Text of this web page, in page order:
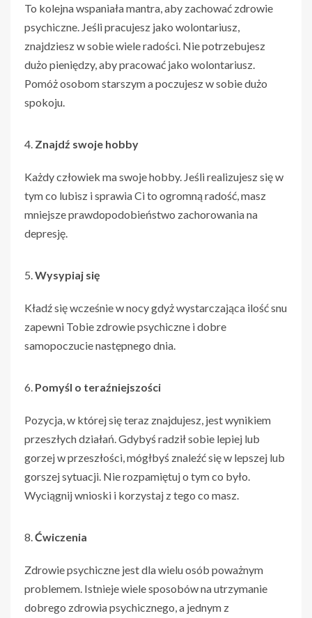
To kolejna wspaniała mantra, aby zachować zdrowie
psychiczne. Jeśli pracujesz jako wolontariusz,
znajdziesz w sobie wiele radości. Nie potrzebujesz
dużo pieniędzy, aby pracować jako wolontariusz.
Pomóż osobom starszym a poczujesz w sobie dużo
spokoju.
Znajdź swoje hobby
Każdy człowiek ma swoje hobby. Jeśli realizujesz się w
tym co lubisz i sprawia Ci to ogromną radość, masz
mniejsze prawdopodobieństwo zachorowania na
depresję.
Wysypiaj się
Kładź się wcześnie w nocy gdyż wystarczająca ilość snu
zapewni Tobie zdrowie psychiczne i dobre
samopoczucie następnego dnia.
Pomyśl o teraźniejszości
Pozycja, w której się teraz znajdujesz, jest wynikiem
przeszłych działań. Gdybyś radził sobie lepiej lub
gorzej w przeszłości, mógłbyś znaleźć się w lepszej lub
gorszej sytuacji. Nie rozpamiętuj o tym co było.
Wyciągnij wnioski i korzystaj z tego co masz.
Ćwiczenia
Zdrowie psychiczne jest dla wielu osób poważnym
problemem. Istnieje wiele sposobów na utrzymanie
dobrego zdrowia psychicznego, a jednym z